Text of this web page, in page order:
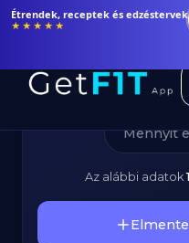
Étrendek, receptek és edzéstervek
★★★★★
Az alábbi adatok